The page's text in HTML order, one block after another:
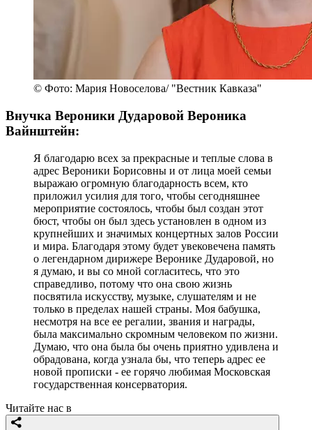
© Фото: Мария Новоселова/ "Вестник Кавказа"
Внучка Вероники Дударовой Вероника
Вайнштейн:
Я благодарю всех за прекрасные и теплые слова в
адрес Вероники Борисовны и от лица моей семьи
выражаю огромную благодарность всем, кто
приложил усилия для того, чтобы сегодняшнее
мероприятие состоялось, чтобы был создан этот
бюст, чтобы он был здесь установлен в одном из
крупнейших и значимых концертных залов России
и мира. Благодаря этому будет увековечена память
о легендарном дирижере Веронике Дударовой, но
я думаю, и вы со мной согласитесь, что это
справедливо, потому что она свою жизнь
посвятила искусству, музыке, слушателям и не
только в пределах нашей страны. Моя бабушка,
несмотря на все ее регалии, звания и награды,
была максимально скромным человеком по жизни.
Думаю, что она была бы очень приятно удивлена и
обрадована, когда узнала бы, что теперь адрес ее
новой прописки - ее горячо любимая Московская
государственная консерватория.
Читайте нас в